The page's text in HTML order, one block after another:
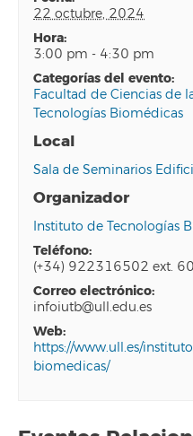
22 octubre, 2024
hora:
3:00 pm - 4:30 pm
categorías del evento:
Facultad de Ciencias de
Tecnologías Biomédicas
Local
Sala de Seminarios
Organizador
Instituto de Tecnologías
teléfono:
(+34) 922316502 ext.
correo electrónico:
infoiutb@ull.edu.es
web:
https://www.ull.es/
biomedicas/